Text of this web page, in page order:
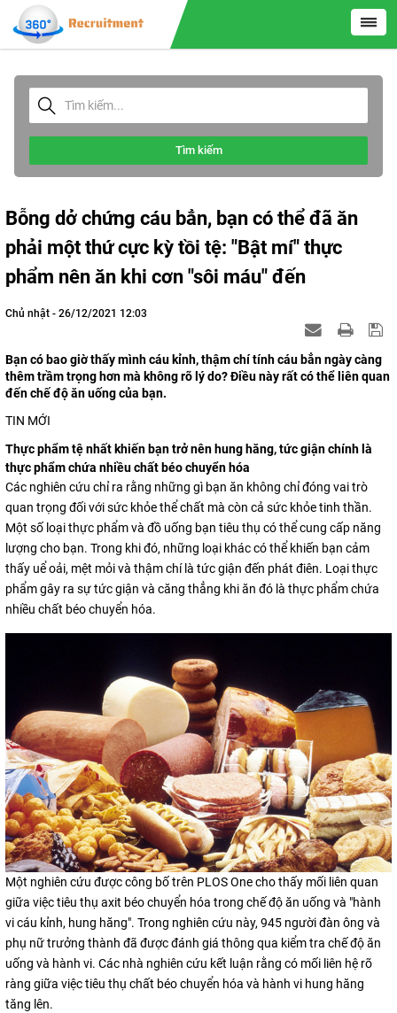
Tìm kiếm
Bỗng dở chứng cáu bẳn, bạn có thể đã ăn
phải một thứ cực kỳ tồi tệ: "Bật mí" thực
phẩm nên ăn khi cơn "sôi máu" đến
Chủ nhật - 26/12/2021 12:03
Bạn có bao giờ thấy mình cáu kỉnh, thậm chí tính cáu bẳn ngày càng
thêm trầm trọng hơn mà không rõ lý do? Điều này rất có thể liên quan
đến chế độ ăn uống của bạn.
TIN MỚI
Thực phẩm tệ nhất khiến bạn trở nên hung hăng, tức giận chính là
thực phẩm chứa nhiều chất béo chuyển hóa
Các nghiên cứu chỉ ra rằng những gì bạn ăn không chỉ đóng vai trò
quan trọng đối với sức khỏe thể chất mà còn cả sức khỏe tinh thần.
Một số loại thực phẩm và đồ uống bạn tiêu thụ có thể cung cấp năng
lượng cho bạn. Trong khi đó, những loại khác có thể khiến bạn cảm
thấy uể oải, mệt mỏi và thậm chí là tức giận đến phát điên. Loại thực
phẩm gây ra sự tức giận và căng thẳng khi ăn đó là thực phẩm chứa
nhiều chất béo chuyển hóa.
Một nghiên cứu được công bố trên PLOS One cho thấy mối liên quan
giữa việc tiêu thụ axit béo chuyển hóa trong chế độ ăn uống và "hành
vi cáu kỉnh, hung hăng". Trong nghiên cứu này, 945 người đàn ông và
phụ nữ trưởng thành đã được đánh giá thông qua kiểm tra chế độ ăn
uống và hành vi. Các nhà nghiên cứu kết luận rằng có mối liên hệ rõ
ràng giữa việc tiêu thụ chất béo chuyển hóa và hành vi hung hăng
tăng lên.